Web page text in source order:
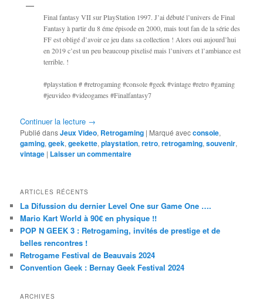
Final fantasy VII sur PlayStation 1997. J’ai débuté l’univers de Final
Fantasy à partir du 8 éme épisode en 2000, mais tout fan de la série des
FF est obligé d’avoir ce jeu dans sa collection ! Alors oui aujourd’hui
en 2019 c’est un peu beaucoup pixelisé mais l’univers et l’ambiance est
terrible. !
#playstation # #retrogaming #console #geek #vintage #retro #gaming
#jeuvideo #videogames #Finalfantasy7
Continuer la lecture →
Publié dansJeux Video, Retrogaming | Marqué avecconsole,
gaming,geek,geekette,playstation,retro,retrogaming,souvenir,
vintage | Laisser un commentaire
ARTICLES RÉCENTS
La Difussion du dernier Level One sur Game One ….
Mario Kart World à 90€ en physique !!
POP N GEEK 3 : Retrogaming, invités de prestige et de
belles rencontres !
Retrogame Festival de Beauvais 2024
Convention Geek : Bernay Geek Festival 2024
ARCHIVES